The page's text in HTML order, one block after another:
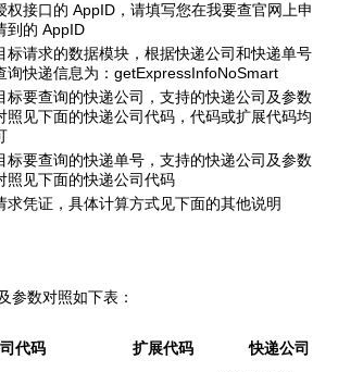
权接口的 AppID，请填写您在我要查官网上申
到的 AppID
标请求的数据模块，根据快递公司和快递单号
询快递信息为：getExpressInfoNoSmart
标要查询的快递公司，支持的快递公司及参数
照见下面的快递公司代码，代码或扩展代码均
标要查询的快递单号，支持的快递公司及参数
照见下面的快递公司代码
求凭证，具体计算方式见下面的其他说明
参数对照如下表：
代码 扩展代码 快递公司